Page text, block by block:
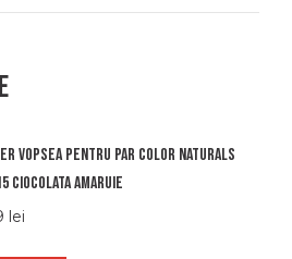
vopsea pentru par color naturals
ciocolata amaruie
lei